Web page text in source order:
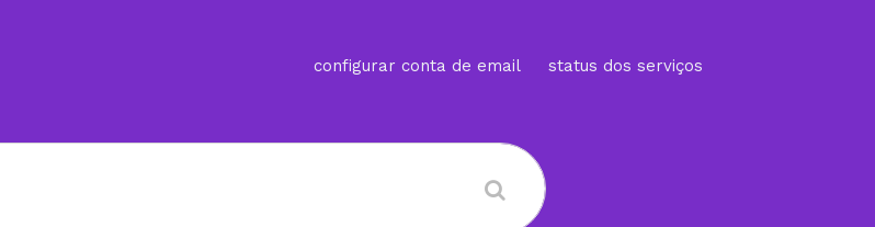
configurar conta de email status dos serviços